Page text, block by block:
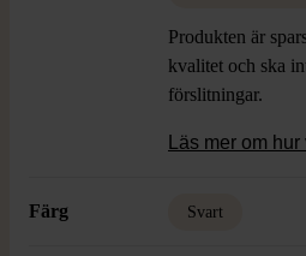
Produkten är
kvalitet och ska
förslitningar.
Läs mer om
Färg Svart